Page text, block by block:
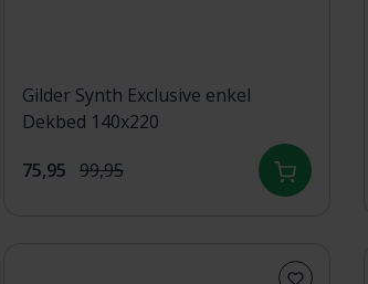
Gilder Synth Exclusive enkel
Dekbed 140x220
75,95 99,95